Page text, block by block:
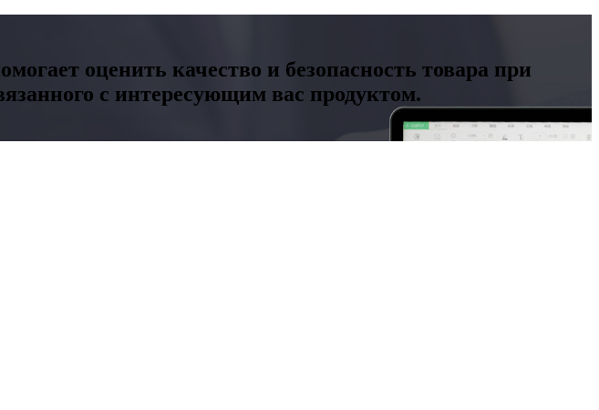
оценить качество и безопасность товара при
с интересующим вас продуктом.